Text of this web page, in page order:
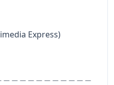
Express)
＿＿＿＿＿＿＿＿＿＿